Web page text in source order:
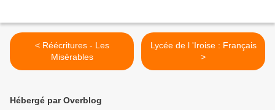
< Réécritures - Les
Misérables
Lycée de l 'Iroise : Français
>
Hébergé par Overblog